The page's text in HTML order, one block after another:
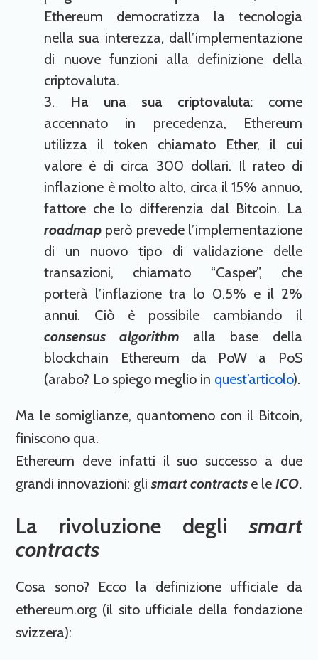
Ethereum democratizza la tecnologia
nella sua interezza, dall’implementazione
di nuove funzioni alla definizione della
criptovaluta.
Ha una sua criptovaluta: come
accennato in precedenza, Ethereum
utilizza il token chiamato Ether, il cui
valore è di circa 300 dollari. Il rateo di
inflazione è molto alto, circa il 15% annuo,
fattore che lo differenzia dal Bitcoin. La
roadmap però prevede l’implementazione
di un nuovo tipo di validazione delle
transazioni, chiamato “Casper”, che
porterà l’inflazione tra lo 0.5% e il 2%
annui. Ciò è possibile cambiando il
consensus algorithm alla base della
blockchain Ethereum da PoW a PoS
(arabo? Lo spiego meglio in quest’articolo).
Ma le somiglianze, quantomeno con il Bitcoin,
finiscono qua.
Ethereum deve infatti il suo successo a due
grandi innovazioni: glismart contracts e leICO.
La rivoluzione deglismart
contracts
Cosa sono? Ecco la definizione ufficiale da
ethereum.org (il sito ufficiale della fondazione
svizzera):